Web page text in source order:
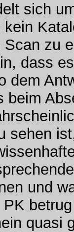
sich
kein
Scan zu
dass
dem
beim
sehen
und
quasi